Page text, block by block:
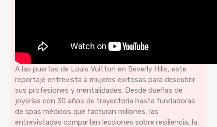
A las puertas de Louis Vuitton en Beverly Hills, este
reportaje entrevista a mujeres exitosas para descubrir
sus profesiones y mentalidades. Desde dueñas de
joyerías con 30 años de trayectoria hasta fundadoras
de spas médicos que facturan millones, las
entrevistadas comparten lecciones sobre resiliencia, la